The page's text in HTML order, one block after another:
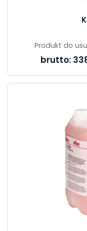
Produkt do
brutto: